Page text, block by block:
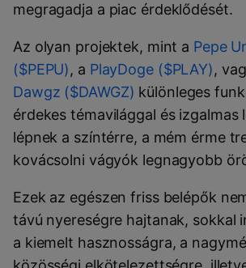
megragadja a piac érdeklődését.
Az olyan projektek, mint a Pepe
($PEPU), a PlayDoge ($PLAY),
Dawgz ($DAWGZ) különleges
érdekes témavilággal és izgalmas
lépnek a színtérre, a mém érme
kovácsolni vágyók legnagyobb
Ezek az egészen friss belépők
távú nyereségre hajtanak, sokkal
a kiemelt hasznosságra, a